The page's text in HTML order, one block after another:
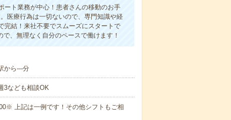
ート業務が中心！患者さんの移動のお手
医療行為は一切ないので、専門知識や経
完結！来社不要でスムーズにスタートで
、無理なく自分のペースで働けます！
から---分
3なども相談OK
上記は一例です！その他シフトもご相